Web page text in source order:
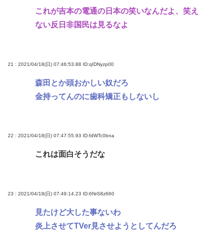
これが吉本の電通の日本の笑いなんだよ、笑え
ない反日非国民は見るなよ
21 : 2021/04/18(日) 07:46:53.88 ID:qIDNyzp00
森田とか頭おかしい奴だろ
金持ってんのに歯科矯正もしないし
22 : 2021/04/18(日) 07:47:55.93 ID:fdWTc0bna
これは面白そうだな
23 : 2021/04/18(日) 07:49:14.23 ID:6NrS8z660
見たけど大した事ないわ
炎上させてTVer見させようとしてんだろ